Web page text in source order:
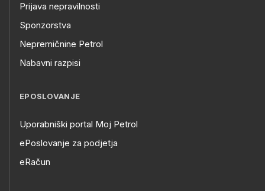
Prijava nepravilnosti
Sponzorstva
Nepremičnine Petrol
Nabavni razpisi
EPOSLOVANJE
Uporabniški portal Moj Petrol
ePoslovanje za podjetja
eRačun